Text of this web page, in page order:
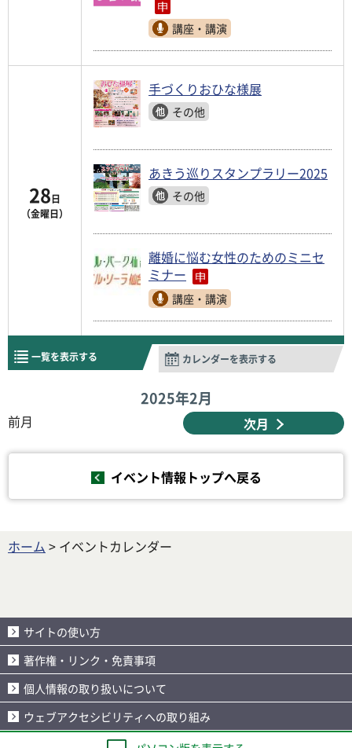
講座・講演
28日
（金曜日）
手づくりおひな様展
その他
あきう巡りスタンプラリー2025
その他
離婚に悩む女性のためのミニセ
ミナー
講座・講演
一覧を表示する カレンダーを表示する
2025年2月
前月 次月
イベント情報トップへ戻る
ホーム > イベントカレンダー
サイトの使い方
著作権・リンク・免責事項
個人情報の取り扱いについて
ウェブアクセシビリティへの取り組み